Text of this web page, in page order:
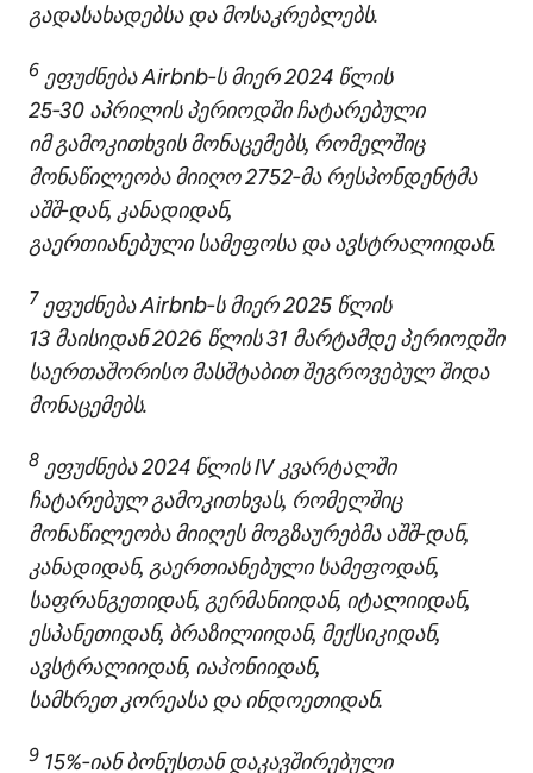
გადასახადებსა და მოსაკრებლებს.
6 ეფუძნება Airbnb‑ს მიერ 2024 წლის
25‑30 აპრილის პერიოდში ჩატარებული
იმ გამოკითხვის მონაცემებს, რომელშიც
მონაწილეობა მიიღო 2752‑მა რესპონდენტმა
აშშ‑დან, კანადიდან,
გაერთიანებული სამეფოსა და ავსტრალიიდან.
7 ეფუძნება Airbnb‑ს მიერ 2025 წლის
13 მაისიდან 2026 წლის 31 მარტამდე პერიოდში
საერთაშორისო მასშტაბით შეგროვებულ შიდა
მონაცემებს.
8 ეფუძნება 2024 წლის IV კვარტალში
ჩატარებულ გამოკითხვას, რომელშიც
მონაწილეობა მიიღეს მოგზაურებმა აშშ‑დან,
კანადიდან, გაერთიანებული სამეფოდან,
საფრანგეთიდან, გერმანიიდან, იტალიიდან,
ესპანეთიდან, ბრაზილიიდან, მექსიკიდან,
ავსტრალიიდან, იაპონიიდან,
სამხრეთ კორეასა და ინდოეთიდან.
9 15%‑იან ბონუსთან დაკავშირებული